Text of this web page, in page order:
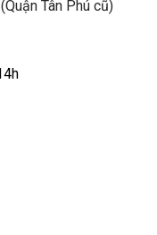
Tân Phú cũ)